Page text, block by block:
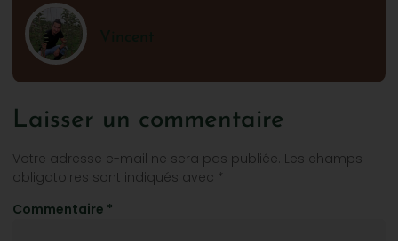
Laisser un commentaire
Votre adresse e-mail ne sera pas publiée. Les champs
obligatoires sont indiqués avec *
Commentaire *